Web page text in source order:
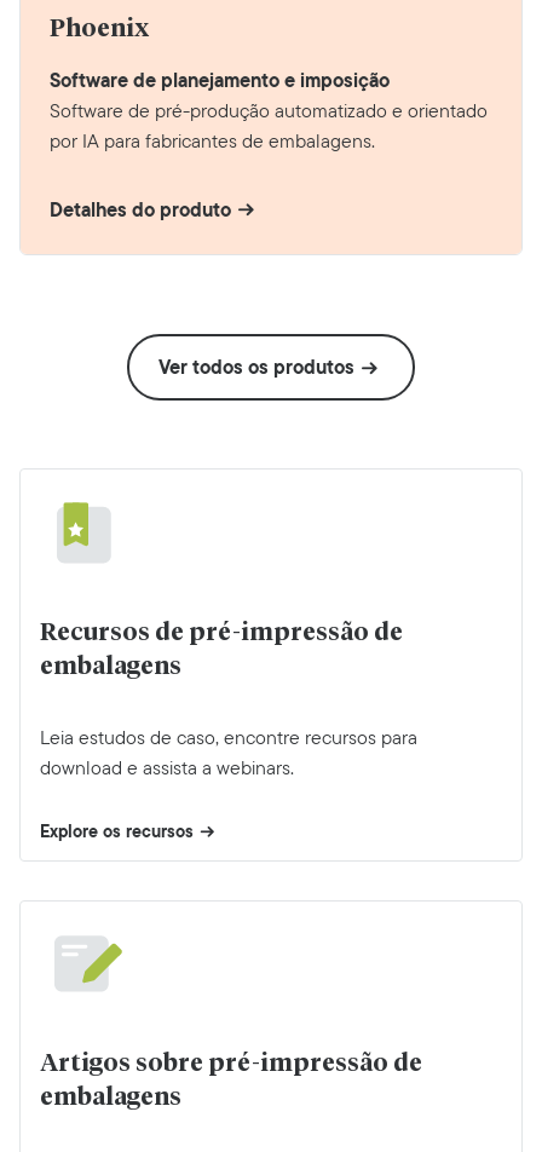
Phoenix
Software de planejamento e imposição
Software de pré-produção automatizado e orientado
por IA para fabricantes de embalagens.
Detalhes do produto
Ver todos os produtos
Recursos de pré-impressão de
embalagens
Leia estudos de caso, encontre recursos para
download e assista a webinars.
Explore os recursos
Artigos sobre pré-impressão de
embalagens